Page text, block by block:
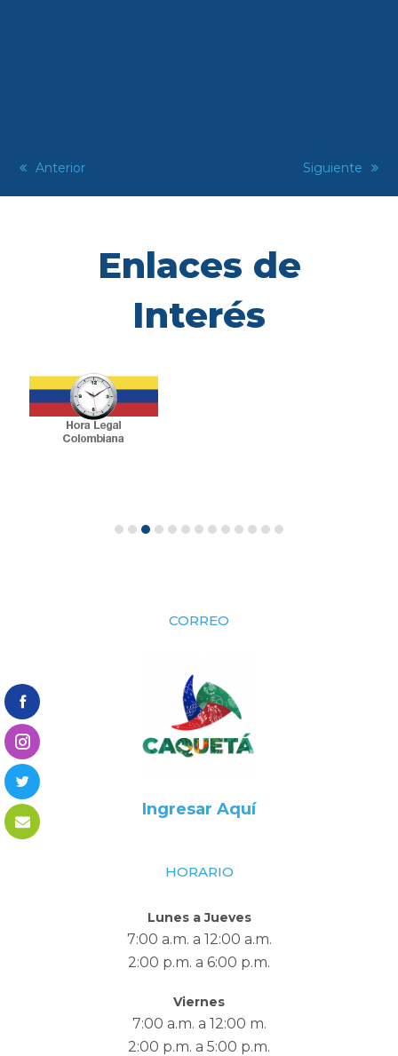
previous
Anterior
next
Siguiente
Enlaces de
Interés
CORREO
Ingresar Aquí
HORARIO
Lunes a Jueves
7:00 a.m. a 12:00 a.m.
2:00 p.m. a 6:00 p.m.
Viernes
7:00 a.m. a 12:00 m.
2:00 p.m. a 5:00 p.m.